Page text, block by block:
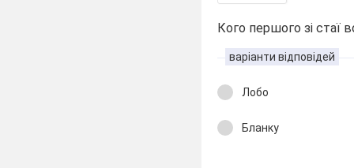
Кого першого зі стаї
варіанти відповідей
Лобо
Бланку